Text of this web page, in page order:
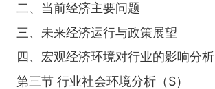
二、当前经济主要问题
三、未来经济运行与政策展望
四、宏观经济环境对行业的影响分析
第三节 行业社会环境分析（S）